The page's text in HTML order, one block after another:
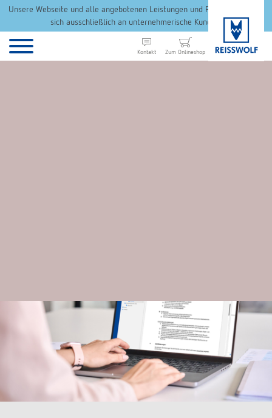
Unsere Webseite und alle angebotenen Leistungen und Produkte richten
sich ausschließlich an unternehmerische Kunden.
Kontakt Zum Onlineshop